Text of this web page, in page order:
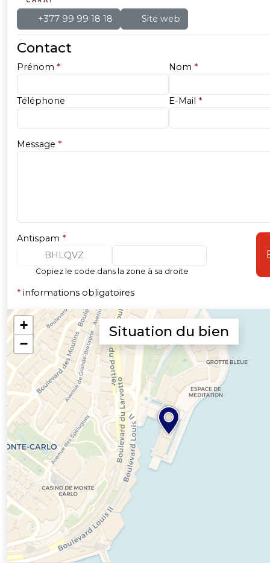
+377 99 99 18 18 Site web
Contact
Prénom * Nom *
Téléphone E-Mail *
Message *
Antispam *
BHLQVZ
Copiez le code dans la zone à sa droite
* informations obligatoires
Situation du bien